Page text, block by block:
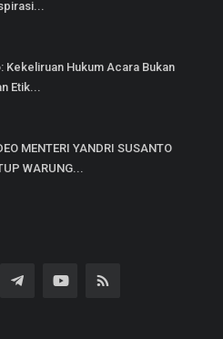
Kekeliruan Hukum Acara Bukan
Etik...
MENTERI YANDRI SUSANTO
WARUNG...